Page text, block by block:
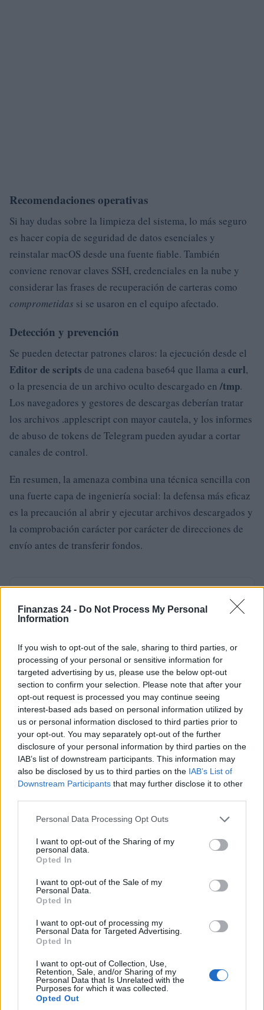
Finanzas 24 - Do Not Process My Personal
Information
If you wish to opt-out of the sale, sharing to third parties, or
processing of your personal or sensitive information for
targeted advertising by us, please use the below opt-out
section to confirm your selection. Please note that after your
opt-out request is processed you may continue seeing
interest-based ads based on personal information utilized by
us or personal information disclosed to third parties prior to
your opt-out. You may separately opt-out of the further
disclosure of your personal information by third parties on the
IAB’s list of downstream participants. This information may
also be disclosed by us to third parties on the IAB’s List of
Downstream Participants that may further disclose it to other
Please note that this website/app uses one or more Google
not limited to your visit or usage behaviour. You may click to
grant or deny consent to Google and its third-party tags to
use your data for below specified purposes in below Google
consent section.
Personal Data Processing Opt Outs
I want to opt-out of the Sharing of my
personal data.
Opted In
I want to opt-out of the Sale of my
Personal Data.
Opted In
I want to opt-out of processing my
Personal Data for Targeted Advertising.
Opted In
I want to opt-out of Collection, Use,
Retention, Sale, and/or Sharing of my
Personal Data that Is Unrelated with the
Purposes for which it was collected.
Opted Out
Recomendaciones operativas
Si hay dudas sobre la limpieza del sistema, lo más seguro
es hacer copia de seguridad de datos esenciales y
reinstalar macOS desde una fuente fiable. También
conviene renovar claves SSH, credenciales en la nube y
considerar las frases de recuperación de carteras como
comprometidas si se usaron en el equipo afectado.
Detección y prevención
Se pueden detectar patrones claros: la ejecución desde el
Editor de scripts de una cadena base64 que llama a curl,
o la presencia de un archivo oculto descargado en /tmp.
Los navegadores y gestores de descargas deberían tratar
los archivos .applescript con mayor cautela, y los informes
de abuso de tokens de Telegram pueden ayudar a cortar
canales de control.
En resumen, la amenaza combina una técnica sencilla con
una fuerte capa de ingeniería social: la defensa más eficaz
es la precaución al abrir y ejecutar archivos descargados y
la comprobación carácter por carácter de direcciones de
envío antes de transferir fondos.
Staff
CRIPTOMONEDAS